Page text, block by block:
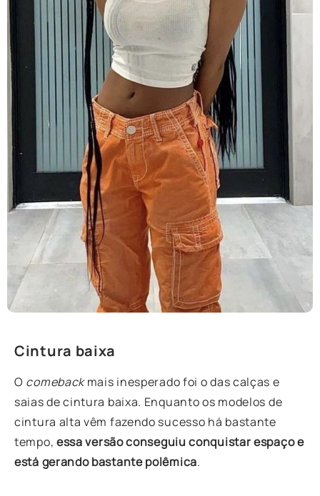
Cintura baixa
O comebackmais inesperado foi o das calças e
saias de cintura baixa. Enquanto os modelos de
cintura alta vêm fazendo sucesso há bastante
tempo, essa versão conseguiu conquistar espaço e
está gerando bastante polêmica.